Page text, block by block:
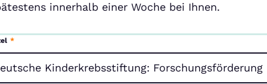
innerhalb einer Woche bei Ihnen.
*